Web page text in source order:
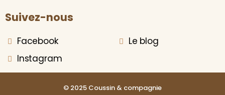
Suivez-nous
Facebook
Instagram
Le blog
© 2025 Coussin & compagnie